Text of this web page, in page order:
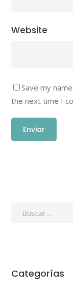
Website
Save my
the next time I
Search
Categorías